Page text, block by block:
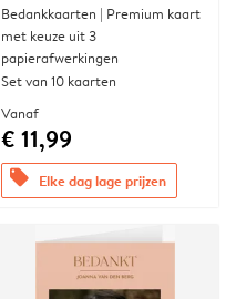
Bedankkaarten | Premium kaart
met keuze uit 3
papierafwerkingen
Set van 10 kaarten
Vanaf
€ 11,99
offers Elke dag lage prijzen